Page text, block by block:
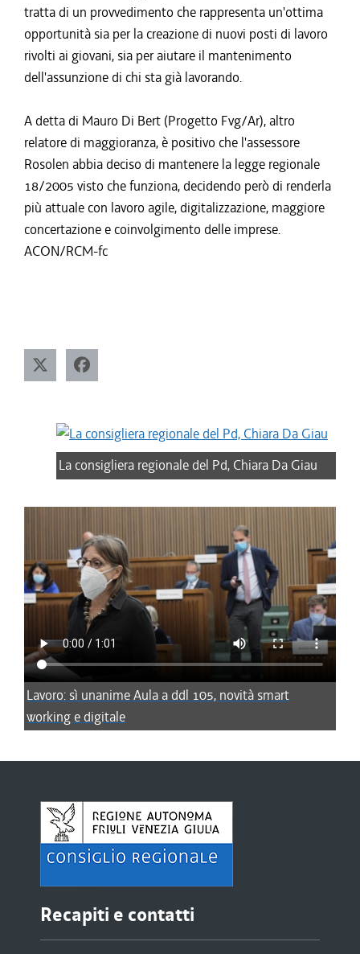
tratta di un provvedimento che rappresenta un'ottima
opportunità sia per la creazione di nuovi posti di lavoro
rivolti ai giovani, sia per aiutare il mantenimento
dell'assunzione di chi sta già lavorando.
A detta di Mauro Di Bert (Progetto Fvg/Ar), altro
relatore di maggioranza, è positivo che l'assessore
Rosolen abbia deciso di mantenere la legge regionale
18/2005 visto che funziona, decidendo però di renderla
più attuale con lavoro agile, digitalizzazione, maggiore
concertazione e coinvolgimento delle imprese.
ACON/RCM-fc
La consigliera regionale del Pd, Chiara Da Giau
Lavoro: sì unanime Aula a ddl 105, novità smart
working e digitale
Recapiti e contatti